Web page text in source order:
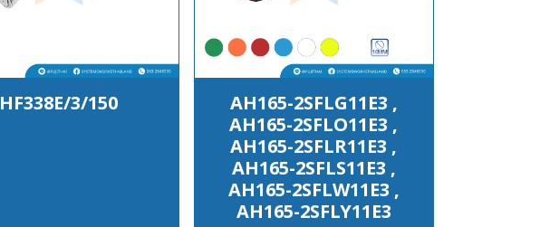
HF338E/3/150
AH165-2SFLG11E3 ,
AH165-2SFLO11E3 ,
AH165-2SFLR11E3 ,
AH165-2SFLS11E3 ,
AH165-2SFLW11E3 ,
AH165-2SFLY11E3